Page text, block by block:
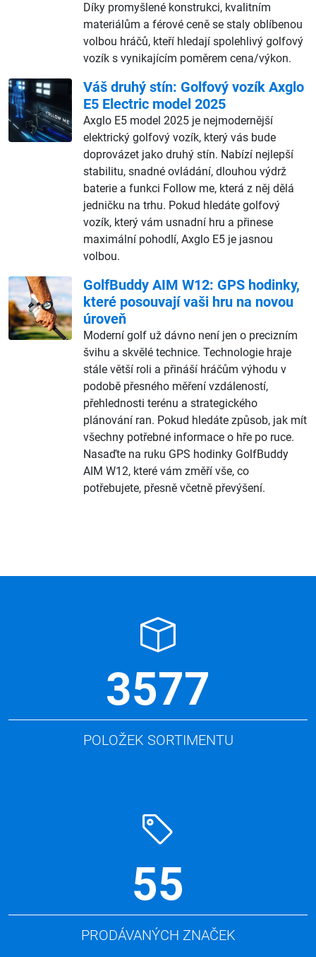
Díky promyšlené konstrukci, kvalitním
materiálům a férové ceně se staly oblíbenou
volbou hráčů, kteří hledají spolehlivý golfový
vozík s vynikajícím poměrem cena/výkon.
Váš druhý stín: Golfový vozík Axglo
E5 Electric model 2025
Axglo E5 model 2025 je nejmodernější
elektrický golfový vozík, který vás bude
doprovázet jako druhý stín. Nabízí nejlepší
stabilitu, snadné ovládání, dlouhou výdrž
baterie a funkci Follow me, která z něj dělá
jedničku na trhu. Pokud hledáte golfový
vozík, který vám usnadní hru a přinese
maximální pohodlí, Axglo E5 je jasnou
volbou.
GolfBuddy AIM W12: GPS hodinky,
které posouvají vaši hru na novou
úroveň
Moderní golf už dávno není jen o precizním
švihu a skvělé technice. Technologie hraje
stále větší roli a přináší hráčům výhodu v
podobě přesného měření vzdáleností,
přehlednosti terénu a strategického
plánování ran. Pokud hledáte způsob, jak mít
všechny potřebné informace o hře po ruce.
Nasaďte na ruku GPS hodinky GolfBuddy
AIM W12, které vám změří vše, co
potřebujete, přesně včetně převýšení.
3577
POLOŽEK SORTIMENTU
55
PRODÁVANÝCH ZNAČEK